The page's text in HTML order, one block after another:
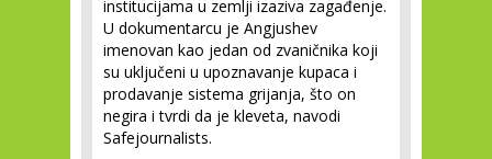
institucijama u zemlji izaziva zagađenje.
U dokumentarcu je Angjushev
imenovan kao jedan od zvaničnika koji
su uključeni u upoznavanje kupaca i
prodavanje sistema grijanja, što on
negira i tvrdi da je kleveta, navodi
Safejournalists.